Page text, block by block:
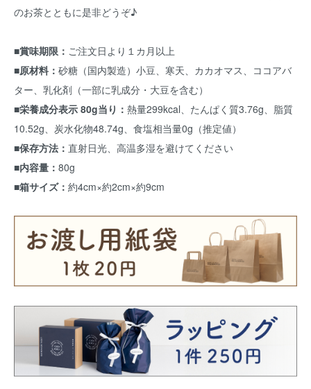
のお茶とともに是非どうぞ♪
■賞味期限： ご注文日より１カ月以上
■原材料： 砂糖（国内製造）小豆、寒天、カカオマス、ココアバ
ター、乳化剤（一部に乳成分・大豆を含む）
■栄養成分表示 80g当り： 熱量299kcal、たんぱく質3.76g、脂質
10.52g、炭水化物48.74g、食塩相当量0g（推定値）
■保存方法： 直射日光、高温多湿を避けてください
■内容量： 80g
■箱サイズ： 約4cm×約2cm×約9cm